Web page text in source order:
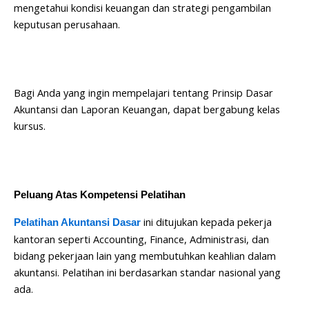
mengetahui kondisi keuangan dan strategi pengambilan
keputusan perusahaan.
Bagi Anda yang ingin mempelajari tentang Prinsip Dasar
Akuntansi dan Laporan Keuangan, dapat bergabung kelas
kursus.
Peluang Atas Kompetensi Pelatihan
Pelatihan Akuntansi Dasar ini ditujukan kepada pekerja
kantoran seperti Accounting, Finance, Administrasi, dan
bidang pekerjaan lain yang membutuhkan keahlian dalam
akuntansi. Pelatihan ini berdasarkan standar nasional yang
ada.